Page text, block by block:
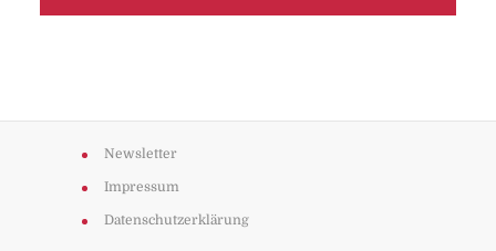
Newsletter
Impressum
Datenschutzerklärung